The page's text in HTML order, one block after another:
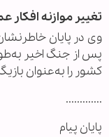
تغییر موازنه
وی در پایان
پس از جنگ اخیر
کشور را به‌عنوان
.............
پایان پیام